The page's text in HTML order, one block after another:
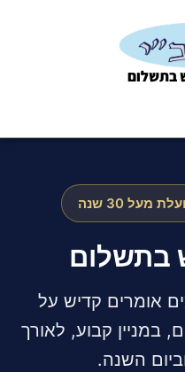
בתשלום
30 שנה
בתשלום
אומרים קדיש על
במניין קבוע, לאורך
השנה.